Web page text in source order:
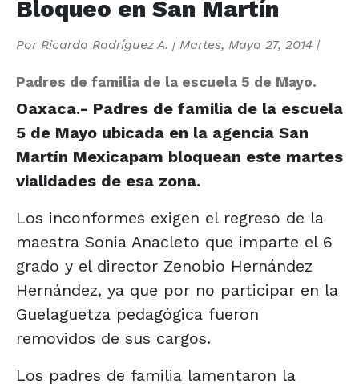
Bloqueo en San Martín
Por Ricardo Rodríguez A. | Martes, Mayo 27, 2014 |
Padres de familia de la escuela 5 de Mayo.
Oaxaca.- Padres de familia de la escuela
5 de Mayo ubicada en la agencia San
Martín Mexicapam bloquean este martes
vialidades de esa zona.
Los inconformes exigen el regreso de la
maestra Sonia Anacleto que imparte el 6
grado y el director Zenobio Hernández
Hernández, ya que por no participar en la
Guelaguetza pedagógica fueron
removidos de sus cargos.
Los padres de familia lamentaron la